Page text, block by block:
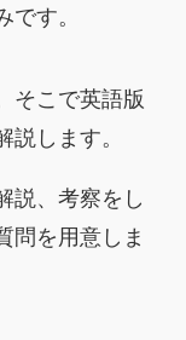
す。
そこで英語版
します。
説、考察をし
問を用意しま